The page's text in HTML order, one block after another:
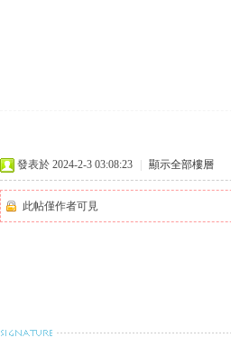
發表於 2024-2-3 03:08:23 顯示全部樓層
此帖僅作者可見